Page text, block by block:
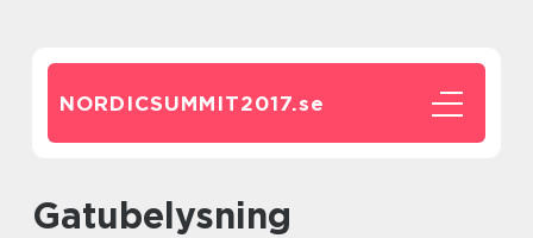
NORDICSUMMIT2017.se
Gatubelysning